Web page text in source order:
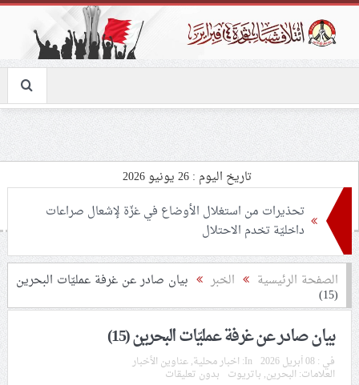
تاريخ اليوم : 26 يونيو 2026
تحذيرات من استغلال الأوضاع في غزّة لإشعال صراعات
داخليّة تخدم الاحتلال
ملفّ إنسانيّ مؤلم.. الأسيرات الفلسطينيّات بين القمع
55 مأتمًا وحسينيّة يعترضون على الإجراءات القمعيّة للنظام
في موسم عاشوراء
الصفحة الرئيسية الخبر بيان صادر عن غرفة عمليّات البحرين
(15)
بيان صادر عن غرفة عمليّات البحرين (15)
في :08 أبريل 2026 In: اخبار محلية,عناوين الأخبار
العلامات: البحرين, باتريوت بدون تعليقات